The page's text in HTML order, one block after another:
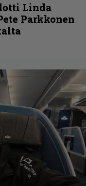
Linda
Parkkonen